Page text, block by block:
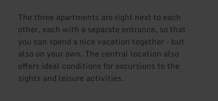
The three apartments are right next to each
other, each with a separate entrance, so that
you can spend a nice vacation together - but
also on your own. The central location also
offers ideal conditions for excursions to the
sights and leisure activities.